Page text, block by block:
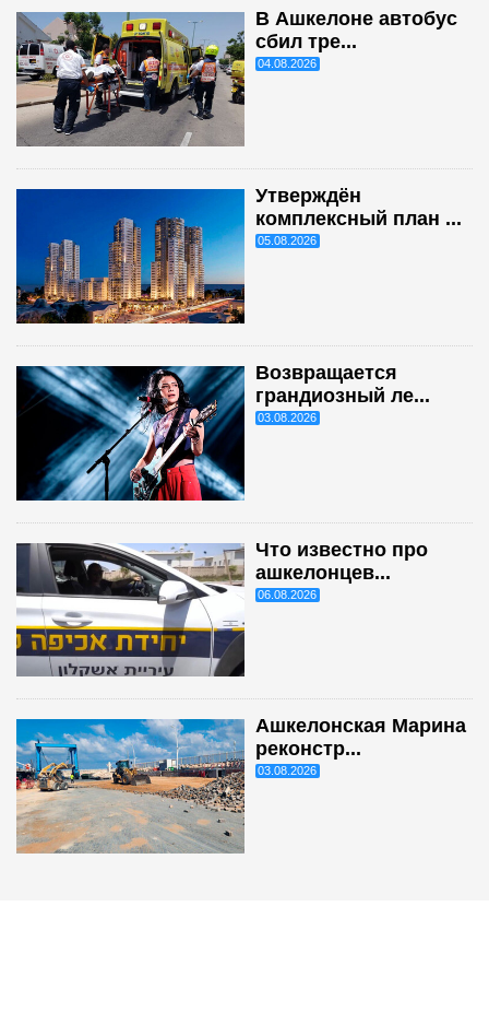
В Ашкелоне автобус
сбил тре...
04.08.2026
Утверждён
комплексный план ...
05.08.2026
Возвращается
грандиозный ле...
03.08.2026
Что известно про
ашкелонцев...
06.08.2026
Ашкелонская Марина
реконстр...
03.08.2026